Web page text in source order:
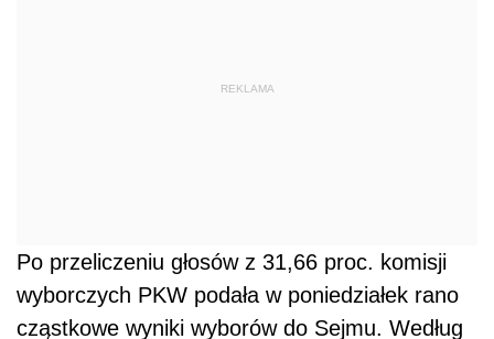
REKLAMA
Po przeliczeniu głosów z 31,66 proc. komisji
wyborczych PKW podała w poniedziałek rano
cząstkowe wyniki wyborów do Sejmu. Według